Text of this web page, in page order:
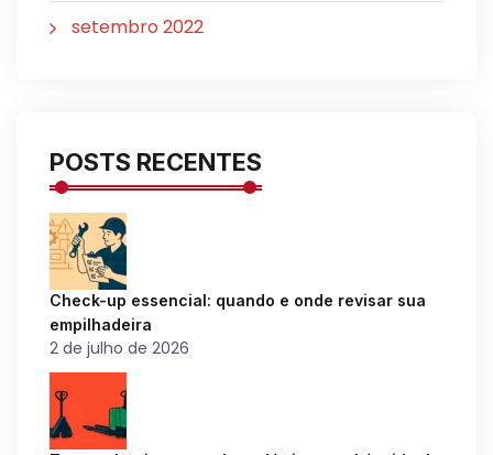
setembro 2022
POSTS RECENTES
Check-up essencial: quando e onde revisar sua
empilhadeira
2 de julho de 2026